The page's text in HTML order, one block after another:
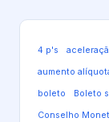
4 p's
aumento
boleto Boleto
Conselho